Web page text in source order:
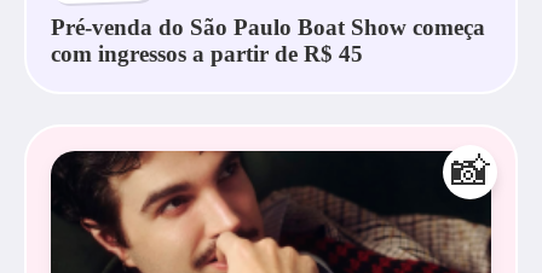
Pré-venda do São Paulo Boat Show começa
com ingressos a partir de R$ 45
📸